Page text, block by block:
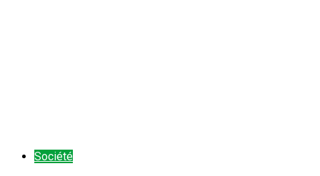
Société